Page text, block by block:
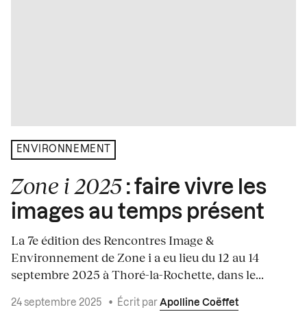
ENVIRONNEMENT
Zone i 2025 : faire vivre les
images au temps présent
La 7e édition des Rencontres Image &
Environnement de Zone i a eu lieu du 12 au 14
septembre 2025 à Thoré-la-Rochette, dans le...
24 septembre 2025 • Écrit par Apolline Coëffet